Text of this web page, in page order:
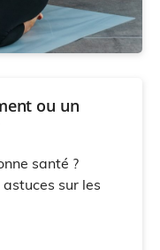
ou un
santé ?
sur les